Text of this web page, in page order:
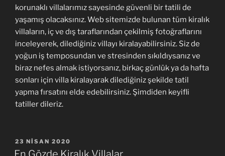
korunaklı villalarımız sayesinde güvenli bir tatili de
yaşamış olacaksınız. Web sitemizde bulunan tüm kiralık
villaların, iç ve dış taraflarından çekilmiş fotoğraflarını
inceleyerek, dilediğiniz villayı kiralayabilirsiniz. Siz de
yoğun iş temposundan ve stresinden sıkıldıysanız ve
biraz nefes almak istiyorsanız, birkaç günlük ya da hafta
sonları için villa kiralayarak dilediğiniz şekilde tatil
yapma fırsatını elde edebilirsiniz. Şimdiden keyifli
tatiller dileriz.
YAYIM
TARIHI
23 NISAN 2020